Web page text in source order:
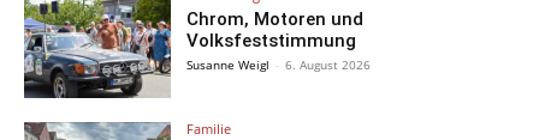
Chrom, Motoren und
Volksfeststimmung
Susanne Weigl - 6. August 2026
Familie